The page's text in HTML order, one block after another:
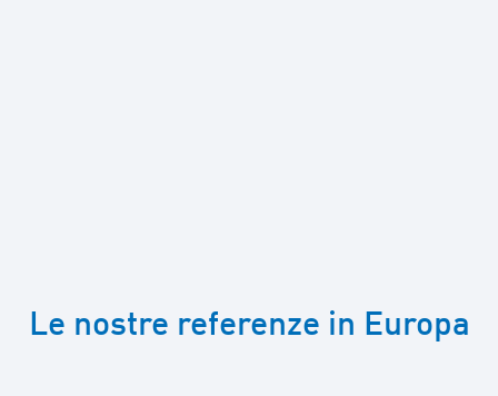
Google
MapsLe nostre referenze in Europa